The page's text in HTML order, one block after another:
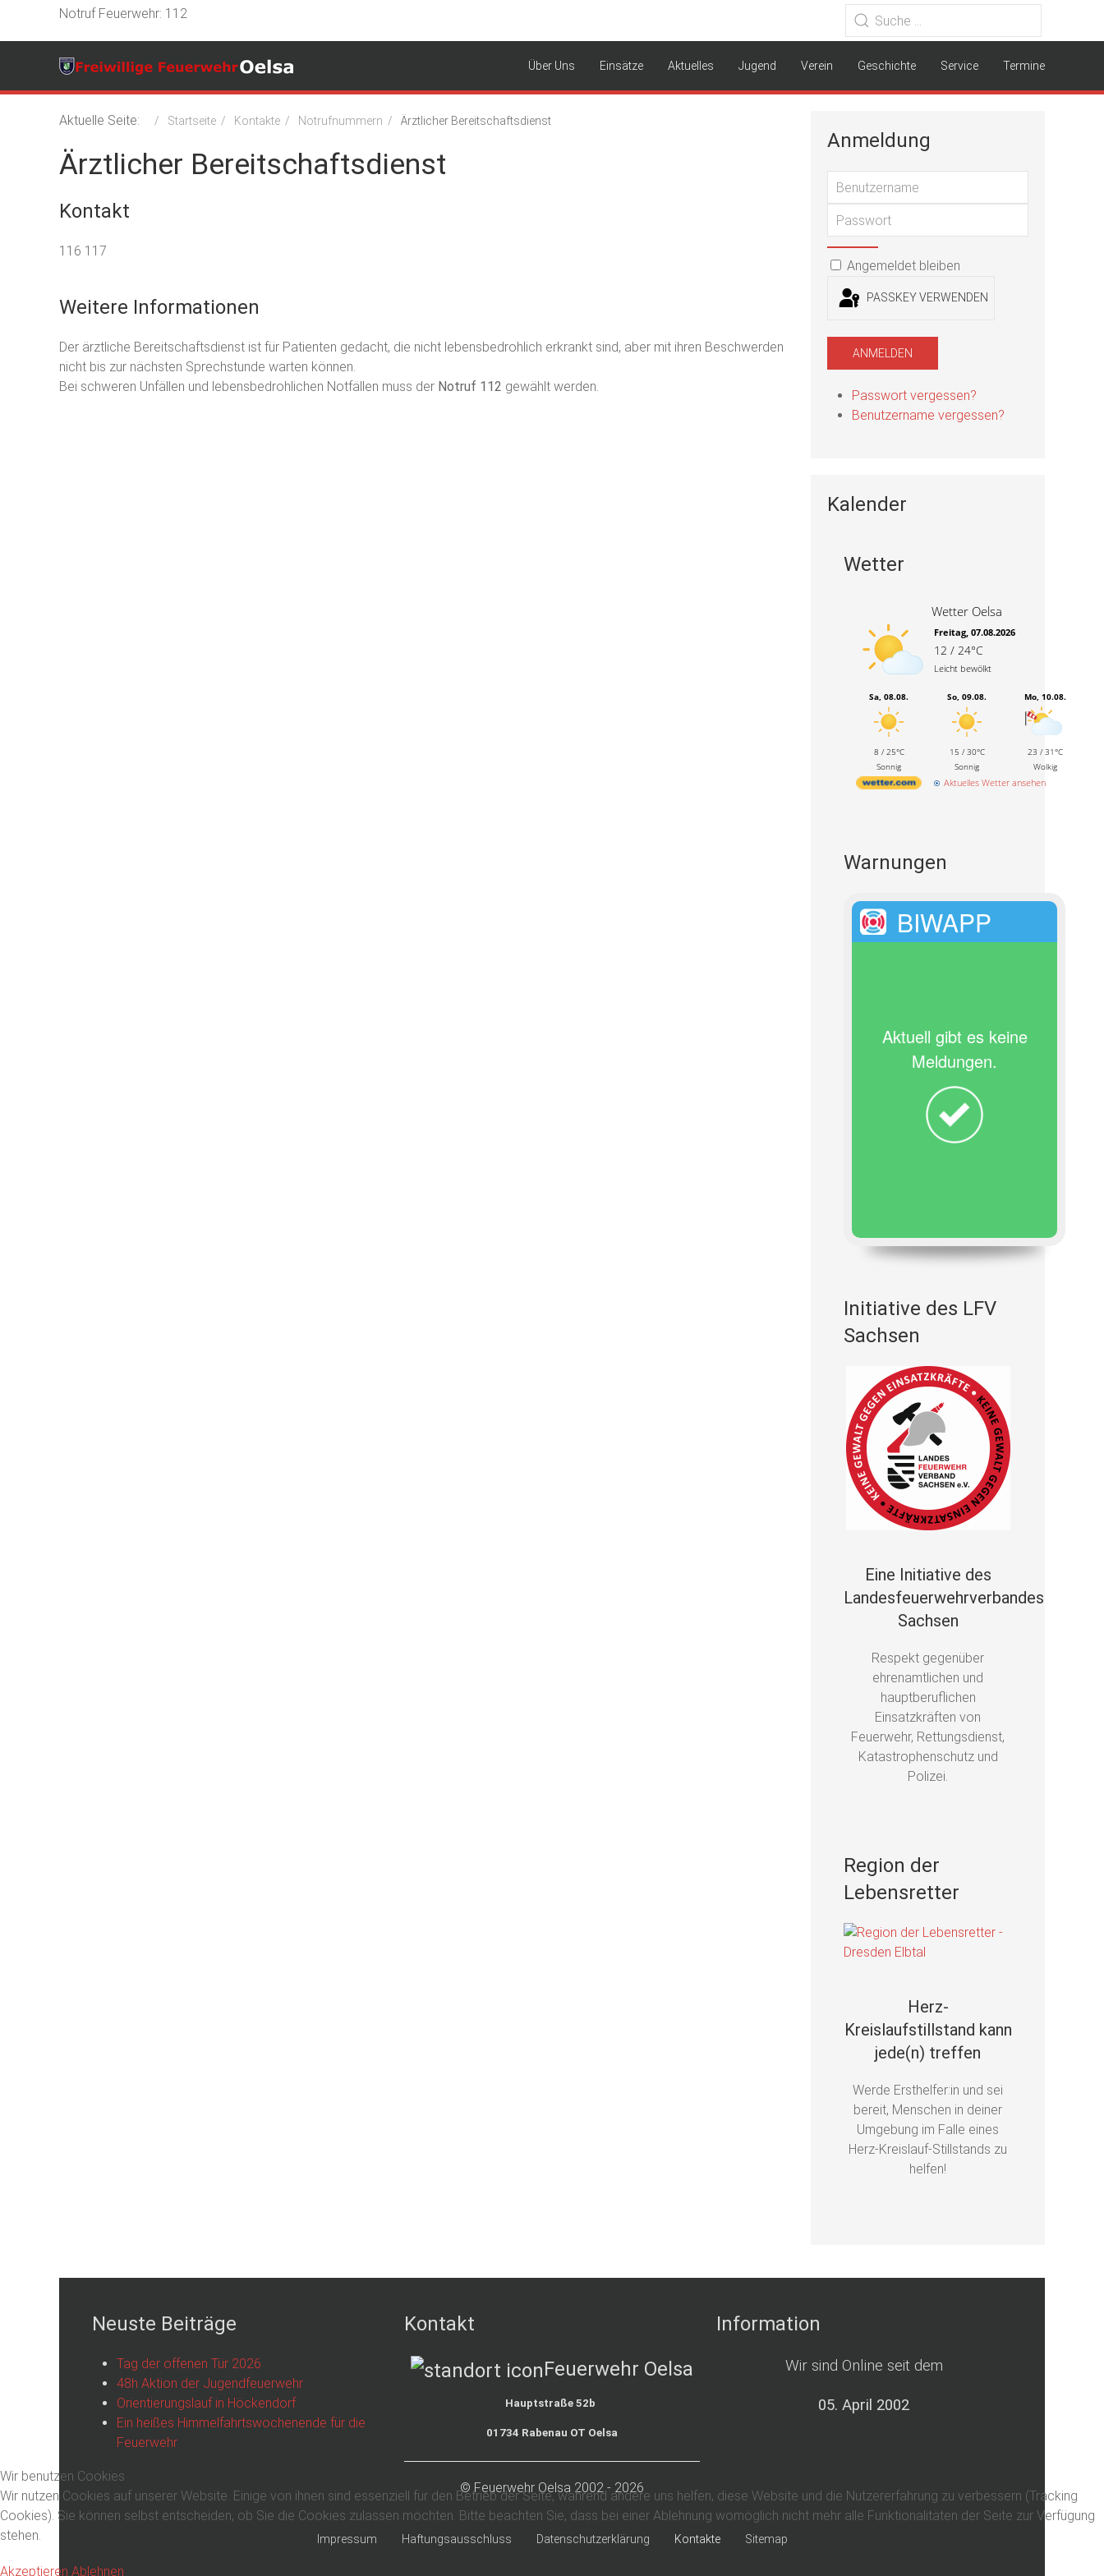
Notruf Feuerwehr: 112
Freiwillige Feuerwehr Oelsa
Über Uns Einsätze Aktuelles Jugend Verein Geschichte Service Termine
Aktuelle Seite: Startseite Kontakte Notrufnummern Ärztlicher Bereitschaftsdienst
Ärztlicher Bereitschaftsdienst
Kontakt
Telefon
116 117
Weitere Informationen
Weitere Informationen
Der ärztliche Bereitschaftsdienst ist für Patienten gedacht, die nicht lebensbedrohlich erkrankt sind, aber mit ihren Beschwerden
nicht bis zur nächsten Sprechstunde warten können.
Bei schweren Unfällen und lebensbedrohlichen Notfällen muss der Notruf 112 gewählt werden.
Anmeldung
Passwort
PASSWORT ANZEIGEN
Angemeldet bleiben
PASSKEY VERWENDEN
ANMELDEN
Passwort vergessen?
Benutzername vergessen?
Kalender
Wetter
Wetter Oelsa
Freitag, 07.08.2026
12 / 24°C
Leicht bewölkt
Sa, 08.08.
8 / 25°C
Sonnig
So, 09.08.
15 / 30°C
Sonnig
Mo, 10.08.
23 / 31°C
Wolkig
Aktuelles Wetter ansehen
Warnungen
BIWAPP
Aktuell gibt es keine
Meldungen.
Initiative des LFV
Sachsen
Eine Initiative des
Landesfeuerwehrverbandes
Sachsen
Respekt gegenüber
ehrenamtlichen und
hauptberuflichen
Einsatzkräften von
Feuerwehr, Rettungsdienst,
Katastrophenschutz und
Polizei.
Region der
Lebensretter
Herz-
Kreislaufstillstand kann
jede(n) treffen
Werde Ersthelfer:in und sei
bereit, Menschen in deiner
Umgebung im Falle eines
Herz-Kreislauf-Stillstands zu
helfen!
Neuste Beiträge
Tag der offenen Tür 2026
48h Aktion der Jugendfeuerwehr
Orientierungslauf in Höckendorf
Ein heißes Himmelfahrtswochenende für die
Feuerwehr
Kontakt
Feuerwehr Oelsa
Hauptstraße 52b
01734 Rabenau OT Oelsa
© Feuerwehr Oelsa 2002 - 2026
Information
Wir sind Online seit dem
05. April 2002
Impressum Haftungsausschluss Datenschutzerklärung Kontakte Sitemap
Wir benutzen Cookies
Wir nutzen Cookies auf unserer Website. Einige von ihnen sind essenziell für den Betrieb der Seite, während andere uns helfen, diese Website und die Nutzererfahrung zu verbessern (Tracking
Cookies). Sie können selbst entscheiden, ob Sie die Cookies zulassen möchten. Bitte beachten Sie, dass bei einer Ablehnung womöglich nicht mehr alle Funktionalitäten der Seite zur Verfügung
stehen.
Akzeptieren Ablehnen